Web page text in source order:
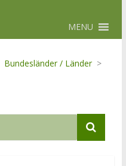
MENU
Bundesländer / Länder >